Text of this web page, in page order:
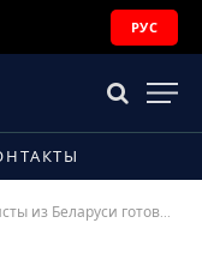
РУС
медицинских инструкторов-волонтеров